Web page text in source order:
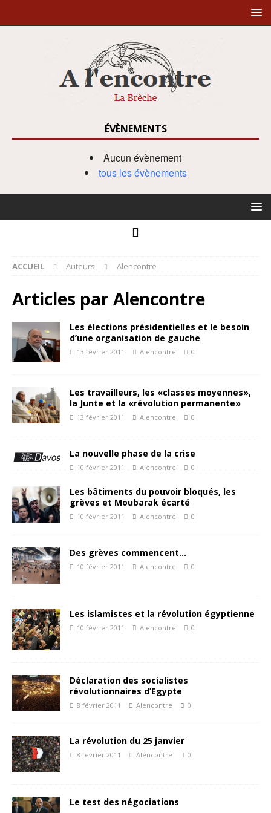
ÉVÈNEMENTS
Aucun évènement
tous les évènements
ACCUEIL Auteurs Alencontre
Articles par Alencontre
Les élections présidentielles et le besoin
d’une organisation de gauche
13 février 2011 Alencontre 0
Les travailleurs, les «classes moyennes»,
la Junte et la «révolution permanente»
13 février 2011 Alencontre 0
La nouvelle phase de la crise
10 février 2011 Alencontre 0
Les bâtiments du pouvoir bloqués, les
grèves et Moubarak écarté
10 février 2011 Alencontre 0
Des grèves commencent…
10 février 2011 Alencontre 0
Les islamistes et la révolution égyptienne
10 février 2011 Alencontre 0
Déclaration des socialistes
révolutionnaires d’Egypte
8 février 2011 Alencontre 0
La révolution du 25 janvier
8 février 2011 Alencontre 0
Le test des négociations